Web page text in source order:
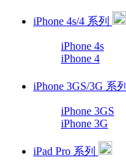
iPhone 4s/4 系列
iPhone 4s
iPhone 4
iPhone 3GS/3G 系列
iPhone 3GS
iPhone 3G
iPad Pro 系列